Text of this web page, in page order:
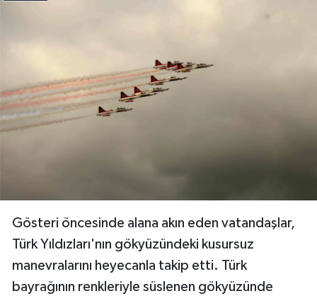
Gösteri öncesinde alana akın eden vatandaşlar,
Türk Yıldızları'nın gökyüzündeki kusursuz
manevralarını heyecanla takip etti. Türk
bayrağının renkleriyle süslenen gökyüzünde